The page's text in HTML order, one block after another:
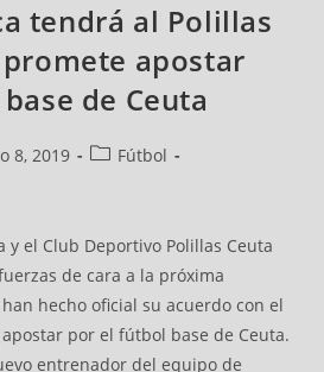
tendrá al Polillas
apostar
de Ceuta
8, 2019
Fútbol
y el Club Deportivo Polillas Ceuta
de cara a la próxima
hecho oficial su acuerdo con el
por el fútbol base de Ceuta.
entrenador del equipo de